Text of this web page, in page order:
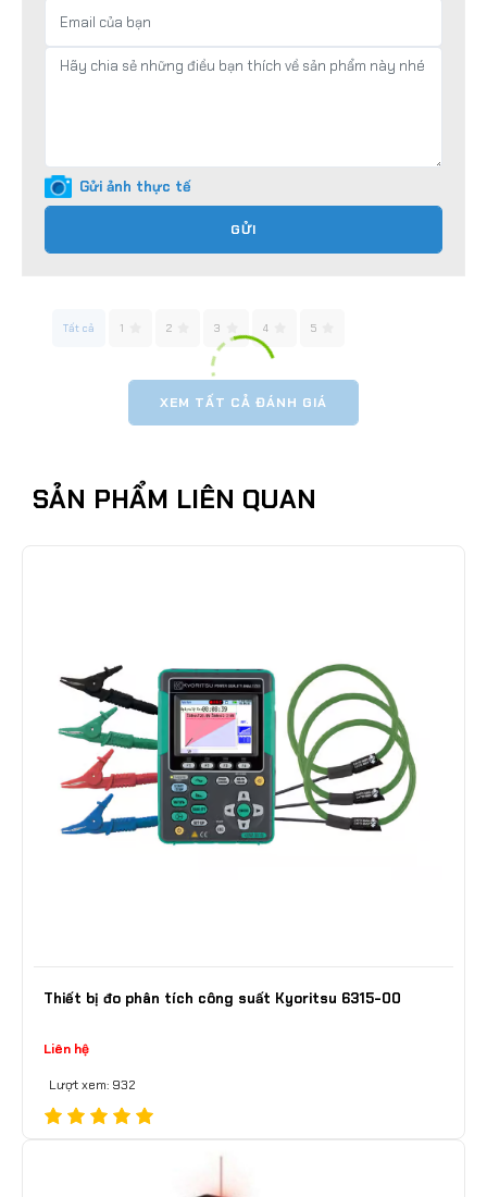
Gửi ảnh thực tế
GỬI
Tất cả 1 2 3 4 5
XEM TẤT CẢ ĐÁNH GIÁ
SẢN PHẨM LIÊN QUAN
Thiết bị đo phân tích công suất Kyoritsu 6315-00
Liên hệ
Lượt xem: 932